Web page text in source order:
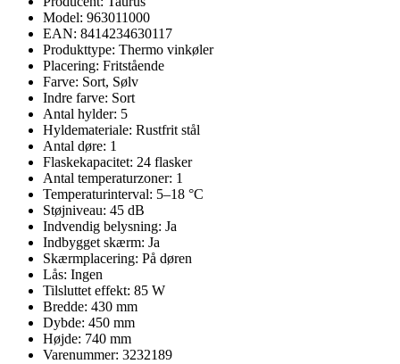
Model: 963011000
EAN: 8414234630117
Produkttype: Thermo vinkøler
Placering: Fritstående
Farve: Sort, Sølv
Indre farve: Sort
Antal hylder: 5
Hyldemateriale: Rustfrit stål
Antal døre: 1
Flaskekapacitet: 24 flasker
Antal temperaturzoner: 1
Temperaturinterval: 5–18 °C
Støjniveau: 45 dB
Indvendig belysning: Ja
Indbygget skærm: Ja
Skærmplacering: På døren
Lås: Ingen
Tilsluttet effekt: 85 W
Bredde: 430 mm
Dybde: 450 mm
Højde: 740 mm
Varenummer: 3232189